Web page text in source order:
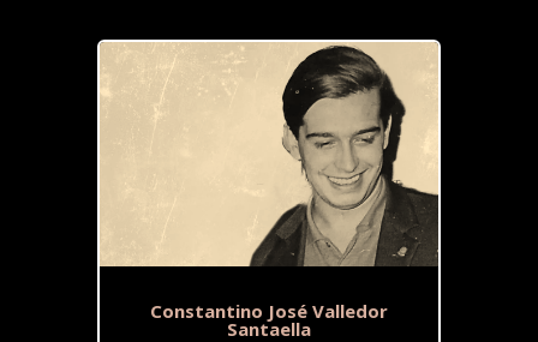
Constantino José Valledor
Santaella